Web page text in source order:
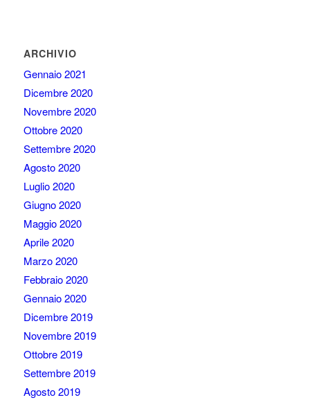
ARCHIVIO
Gennaio 2021
Dicembre 2020
Novembre 2020
Ottobre 2020
Settembre 2020
Agosto 2020
Luglio 2020
Giugno 2020
Maggio 2020
Aprile 2020
Marzo 2020
Febbraio 2020
Gennaio 2020
Dicembre 2019
Novembre 2019
Ottobre 2019
Settembre 2019
Agosto 2019